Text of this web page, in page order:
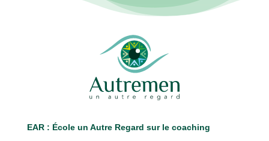
EAR : École un Autre Regard sur le coaching